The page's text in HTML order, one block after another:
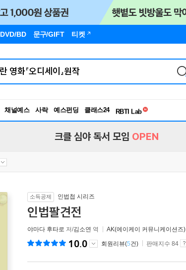
DVD/BD 문구/GIFT 티켓
채널예스 사락 예스펀딩 클래스24
RBTI Lab
독서유형검사
크클 심야 독서 모임 OPEN
소득공제 인법첩 시리즈
인법팔견전
야마다 후타로 저/김소연 역 AK(에이케이 커뮤니케이션즈)
10.0 회원리뷰(5건) 판매지수 84